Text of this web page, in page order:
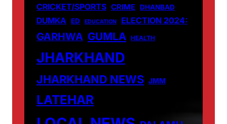
CRICKET/SPORTS CRIME DHANBAD
DUMKA ED EDUCATION ELECTION 2024:
GARHWA GUMLA HEALTH
JHARKHAND
JHARKHAND NEWS JMM
LATEHAR